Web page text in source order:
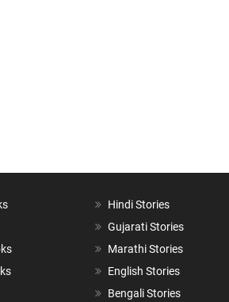
Hindi Stories
Gujarati Stories
Marathi Stories
English Stories
Bengali Stories